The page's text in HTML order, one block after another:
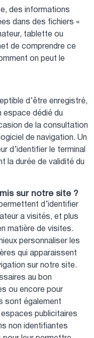
des informations
dans des fichiers «
tablette ou
de comprendre ce
on peut le
d’être enregistré,
dédié du
de la consultation
de navigation. Un
d’identifier le terminal
la durée de validité du
sur notre site ?
d’identifier
a visités, et plus
matière de visites.
personnaliser les
qui apparaissent
sur notre site.
au bon
ou encore pour
sont également
publicitaires
non identifiantes